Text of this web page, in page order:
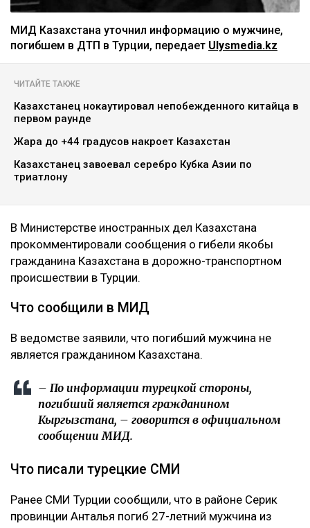
МИД Казахстана уточнил информацию о мужчине,
погибшем в ДТП в Турции, передает Ulysmedia.kz
ЧИТАЙТЕ ТАКЖЕ
Казахстанец нокаутировал непобежденного китайца в
первом раунде
Жара до +44 градусов накроет Казахстан
Казахстанец завоевал серебро Кубка Азии по
триатлону
В Министерстве иностранных дел Казахстана
прокомментировали сообщения о гибели якобы
гражданина Казахстана в дорожно-транспортном
происшествии в Турции.
Что сообщили в МИД
В ведомстве заявили, что погибший мужчина не
является гражданином Казахстана.
– По информации турецкой стороны,
погибший является гражданином
Кыргызстана, – говорится в официальном
сообщении МИД.
Что писали турецкие СМИ
Ранее СМИ Турции сообщили, что в районе Серик
провинции Анталья погиб 27-летний мужчина из